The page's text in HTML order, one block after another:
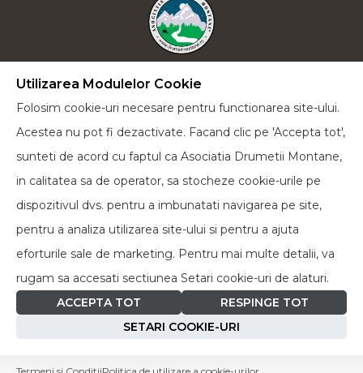
Plecăm la drum lung cu încrederea că vom reuși
să-i educăm pe cei de lângă noi într-un spirit verde
și cu dorința de a face cât mai multe acțiuni pentru
a proteja natura în toate formele sale.
Facebook
2010 - 2026 Asociația Drumeții Montane -
Utilizarea Modulelor Cookie
Folosim cookie-uri necesare pentru functionarea site-ului.
Acestea nu pot fi dezactivate. Facand clic pe 'Accepta tot',
sunteti de acord cu faptul ca Asociatia Drumetii Montane,
in calitatea sa de operator, sa stocheze cookie-urile pe
dispozitivul dvs. pentru a imbunatati navigarea pe site,
pentru a analiza utilizarea site-ului si pentru a ajuta
eforturile sale de marketing. Pentru mai multe detalii, va
rugam sa accesati sectiunea Setari cookie-uri de alaturi.
ACCEPTA TOT
RESPINGE TOT
SETARI COOKIE-URI